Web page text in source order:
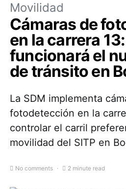
Movilidad
Cámaras de
en la carrera
funcionará el
de tránsito en
La SDM implementa
fotodetección en la
controlar el carril
movilidad del SITP en
No comments 2 minute read